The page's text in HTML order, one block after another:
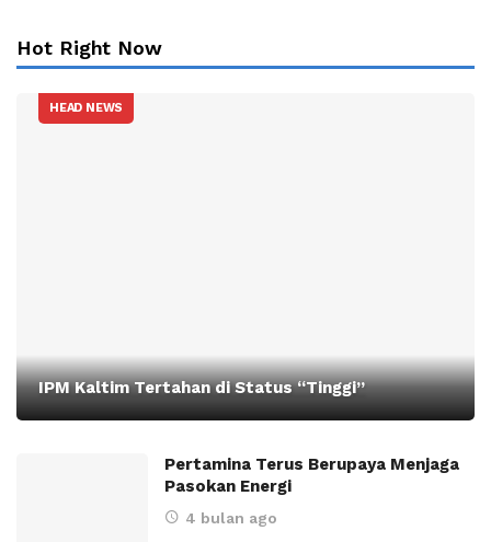
Hot Right Now
HEAD NEWS
IPM Kaltim Tertahan di Status “Tinggi”
Pertamina Terus Berupaya Menjaga
Pasokan Energi
4 bulan ago